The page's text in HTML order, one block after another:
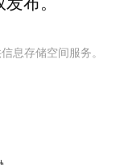
息存储空间服务。